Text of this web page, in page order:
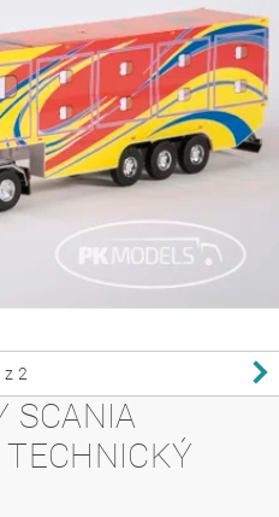
z 2
SCANIA